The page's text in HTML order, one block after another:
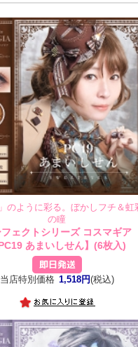
のように彩る。ぼかしフチ＆虹
の瞳
ェクトシリーズ コスマギア
PC19 あまいしせん】(6枚入)
当店特別価格 1,518円(税込)